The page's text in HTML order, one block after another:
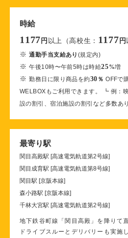
時給
1177 円 以上（高校生： 1177 円
※通勤手当支給あり (規定内)
※午後10時〜午前5時は時給25%増
※勤務日に限り商品を約30 ％ OFFで
WELBOXもご利用できます。 ┗ 例：
設の割引、宿泊施設の割引など多数あ
最寄り駅
関目高殿駅 [高速電気軌道第2号線]
関目成育駅 [高速電気軌道第8号線]
関目駅 [京阪本線]
森小路駅 [京阪本線]
千林大宮駅 [高速電気軌道第2号線]
地下鉄谷町線「関目高殿」を降りて
ドライブスルーとデリバリーも実施